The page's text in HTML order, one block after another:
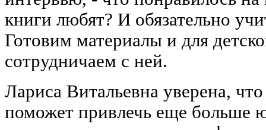
книги любят? И обязательно
Готовим материалы и для
сотрудничаем с ней.
Лариса Витальевна уверена,
поможет привлечь еще больше